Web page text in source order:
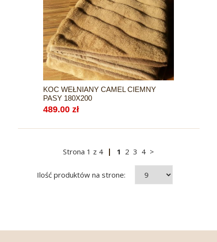
KOC WEŁNIANY CAMEL CIEMNY
PASY 180X200
489.00 zł
Strona 1 z 4 1 2 3 4 >
Ilość produktów na strone: